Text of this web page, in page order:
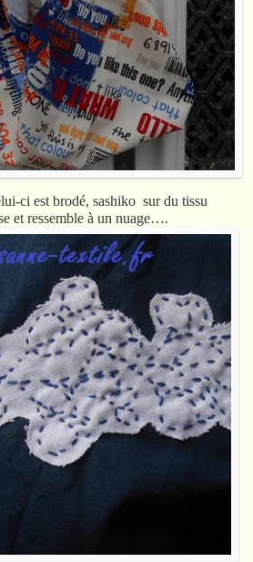
ci est brodé, sashiko sur du tissu
et ressemble à un nuage….